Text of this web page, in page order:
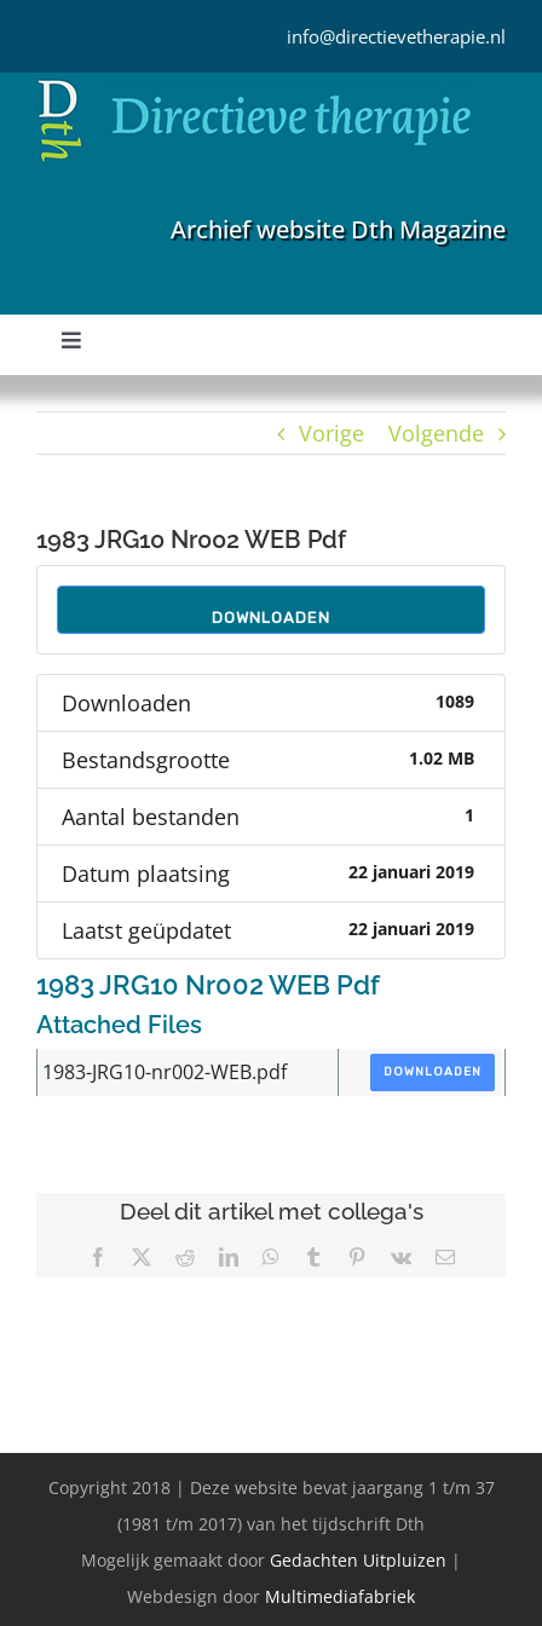
inhoud
info@directievetherapie.nl
Archief website Dth Magazine
Toggle
Navigation
Home
Auteurs
Over Dth
Contact
Vorige Volgende
1983 JRG10 Nr002 WEB Pdf
DOWNLOADEN
Downloaden 1089
Bestandsgrootte 1.02 MB
Aantal bestanden 1
Datum plaatsing 22 januari 2019
Laatst geüpdatet 22 januari 2019
1983 JRG10 Nr002 WEB Pdf
Attached Files
1983-JRG10-nr002-WEB.pdf DOWNLOADEN
Deel dit artikel met collega's
Facebook RedditLinkedInWhatsApp
Tumblr Pinterest
Vk
E-
Copyright 2018 | Deze website bevat jaargang 1 t/m 37
(1981 t/m 2017) van het tijdschrift Dth
Mogelijk gemaakt door Gedachten Uitpluizen |
Webdesign door Multimediafabriek